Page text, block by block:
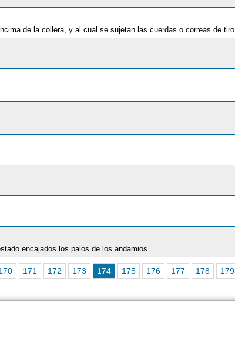
de la collera, y al cual se sujetan las cuerdas o correas de tiro.
encajados los palos de los andamios.
171 172 173 174 175 176 177 178 179